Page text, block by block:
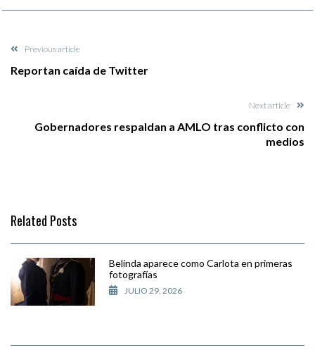
Previous article
Reportan caída de Twitter
Next article
Gobernadores respaldan a AMLO tras conflicto con
medios
Related Posts
Belinda aparece como Carlota en primeras
fotografías
JULIO 29, 2026